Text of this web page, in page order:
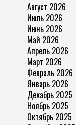
Август 2026
Июль 2026
Июнь 2026
Май 2026
Апрель 2026
Март 2026
Февраль 2026
Январь 2026
Декабрь 2025
Ноябрь 2025
Октябрь 2025